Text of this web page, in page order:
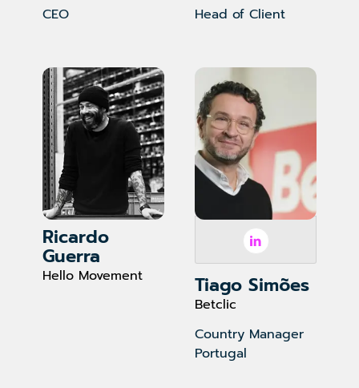
CEO
Head of Client
Ricardo
Guerra
Hello Movement Tiago Simões
Betclic
Country Manager
Portugal